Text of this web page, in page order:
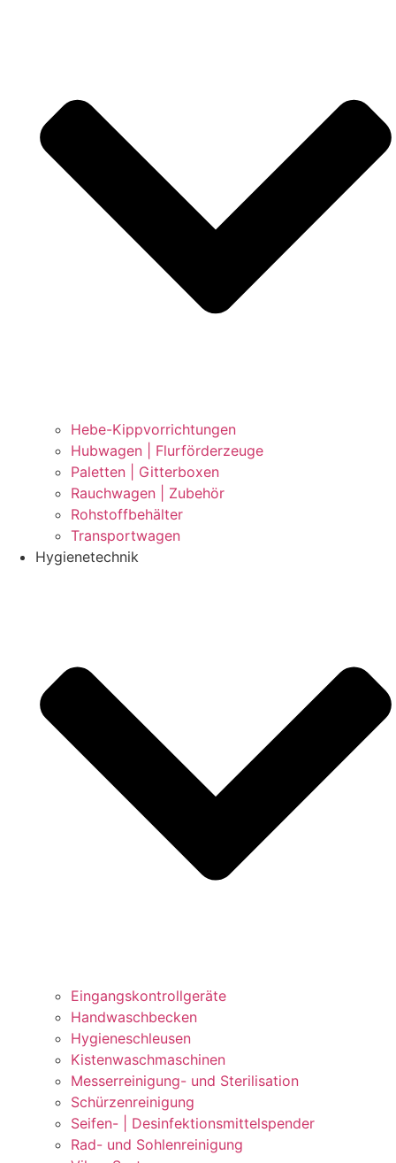
Hebe-Kippvorrichtungen
Hubwagen | Flurförderzeuge
Paletten | Gitterboxen
Rauchwagen | Zubehör
Rohstoffbehälter
Transportwagen
Hygienetechnik
Eingangskontrollgeräte
Handwaschbecken
Hygieneschleusen
Kistenwaschmaschinen
Messerreinigung- und Sterilisation
Schürzenreinigung
Seifen- | Desinfektionsmittelspender
Rad- und Sohlenreinigung